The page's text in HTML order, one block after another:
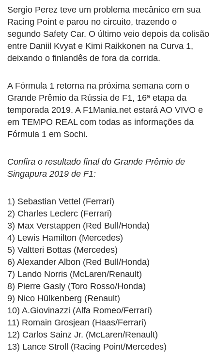
Sergio Perez teve um problema mecânico em sua
Racing Point e parou no circuito, trazendo o
segundo Safety Car. O último veio depois da colisão
entre Daniil Kvyat e Kimi Raikkonen na Curva 1,
deixando o finlandês de fora da corrida.
A Fórmula 1 retorna na próxima semana com o
Grande Prêmio da Rússia de F1, 16ª etapa da
temporada 2019. A F1Mania.net estará AO VIVO e
em TEMPO REAL com todas as informações da
Fórmula 1 em Sochi.
Confira o resultado final do Grande Prêmio de
Singapura 2019 de F1:
1) Sebastian Vettel (Ferrari)
2) Charles Leclerc (Ferrari)
3) Max Verstappen (Red Bull/Honda)
4) Lewis Hamilton (Mercedes)
5) Valtteri Bottas (Mercedes)
6) Alexander Albon (Red Bull/Honda)
7) Lando Norris (McLaren/Renault)
8) Pierre Gasly (Toro Rosso/Honda)
9) Nico Hülkenberg (Renault)
10) A.Giovinazzi (Alfa Romeo/Ferrari)
11) Romain Grosjean (Haas/Ferrari)
12) Carlos Sainz Jr. (McLaren/Renault)
13) Lance Stroll (Racing Point/Mercedes)